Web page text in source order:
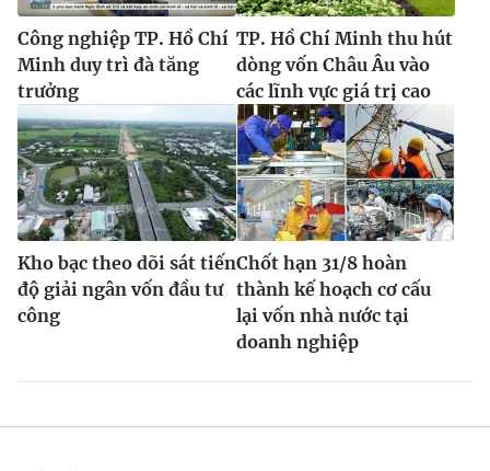
Công nghiệp TP. Hồ Chí
Minh duy trì đà tăng
trưởng
TP. Hồ Chí Minh thu hút
dòng vốn Châu Âu vào
các lĩnh vực giá trị cao
Kho bạc theo dõi sát tiến
độ giải ngân vốn đầu tư
công
Chốt hạn 31/8 hoàn
thành kế hoạch cơ cấu
lại vốn nhà nước tại
doanh nghiệp